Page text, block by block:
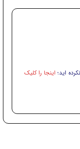
اید؛ اینجا را کلیک